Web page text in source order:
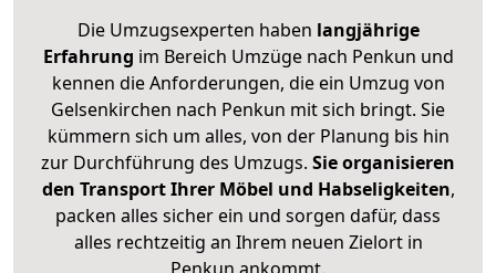
Die Umzugsexperten haben langjährige
Erfahrung im Bereich Umzüge nach Penkun und
kennen die Anforderungen, die ein Umzug von
Gelsenkirchen nach Penkun mit sich bringt. Sie
kümmern sich um alles, von der Planung bis hin
zur Durchführung des Umzugs. Sie organisieren
den Transport Ihrer Möbel und Habseligkeiten,
packen alles sicher ein und sorgen dafür, dass
alles rechtzeitig an Ihrem neuen Zielort in